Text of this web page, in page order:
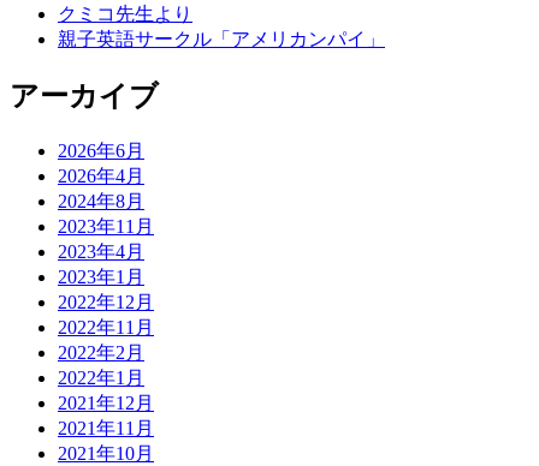
クミコ先生より
親子英語サークル「アメリカンパイ」
アーカイブ
2026年6月
2026年4月
2024年8月
2023年11月
2023年4月
2023年1月
2022年12月
2022年11月
2022年2月
2022年1月
2021年12月
2021年11月
2021年10月